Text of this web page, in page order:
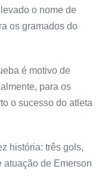
o nome de
os gramados do
é motivo de
para os
o sucesso do atleta
história: três gols,
atuação de Emerson